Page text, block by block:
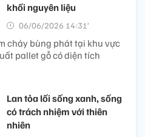
khối nguyên liệu
06/06/2026 14:31’
cháy bùng phát tại khu vực
pallet gỗ có diện tích
Lan tỏa lối sống xanh, sống
có trách nhiệm với thiên
nhiên